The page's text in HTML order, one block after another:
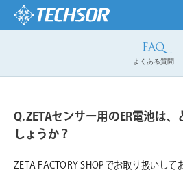
よくある質問
ZETAセンサー用のER電池は
しょうか？
ZETA FACTORY SHOPでお取り扱いして